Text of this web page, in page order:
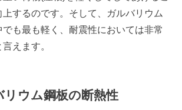
上するのです。そして、ガルバリウム
も最も軽く、耐震性においては非常
えます。
リウム鋼板の断熱性